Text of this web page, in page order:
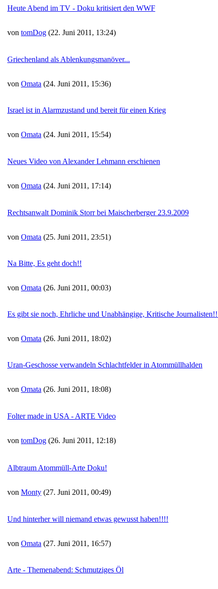
Heute Abend im TV - Doku kritisiert den WWF
von tomDog (22. Juni 2011, 13:24)
Griechenland als Ablenkungsmanöver...
von Omata (24. Juni 2011, 15:36)
Israel ist in Alarmzustand und bereit für einen Krieg
von Omata (24. Juni 2011, 15:54)
Neues Video von Alexander Lehmann erschienen
von Omata (24. Juni 2011, 17:14)
Rechtsanwalt Dominik Storr bei Maischerberger 23.9.2009
von Omata (25. Juni 2011, 23:51)
Na Bitte, Es geht doch!!
von Omata (26. Juni 2011, 00:03)
Es gibt sie noch, Ehrliche und Unabhängige, Kritische
von Omata (26. Juni 2011, 18:02)
Uran-Geschosse verwandeln Schlachtfelder in Atommüllhalden
von Omata (26. Juni 2011, 18:08)
Folter made in USA - ARTE Video
von tomDog (26. Juni 2011, 12:18)
Albtraum Atommüll-Arte Doku!
von Monty (27. Juni 2011, 00:49)
Und hinterher will niemand etwas gewusst haben!!!!
von Omata (27. Juni 2011, 16:57)
Arte - Themenabend: Schmutziges Öl